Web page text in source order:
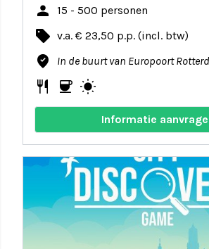
person 15 - 500 personen
local_offer v.a. € 23,50 p.p. (incl. btw)
where_to_vote In de buurt van Europoort
restaurant coffee wb_sunny
Informatie